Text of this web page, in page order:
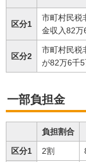
区分1
市町村民税
金収入82万
区分2
市町村民税
が82万6千
一部負担金
負担割合
区分1 2割